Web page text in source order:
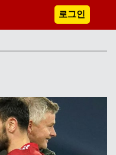
로그인